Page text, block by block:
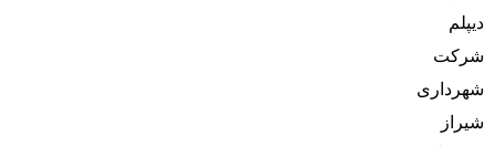
دیپلم
شرکت
شهرداری
شیراز